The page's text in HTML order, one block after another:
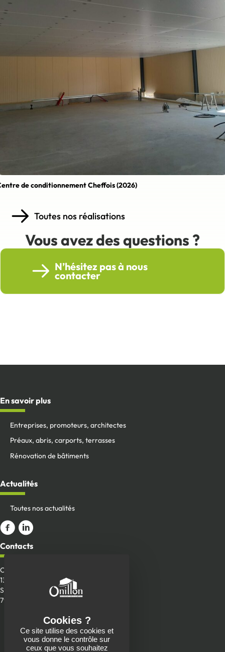
de conditionnement Cheffois (2026)
Toutes nos réalisations
Vous avez des questions ?
N’hésitez pas à nous
contacter
En savoir plus
Entreprises, promoteurs, architectes
Préaux, abris, carports, terrasses
Rénovation de bâtiments
Actualités
Toutes nos actualités
Aller sur la page Facebook
ALler sur le compte Linkedin
Contacts
Onillon SAS
13 Place de la Roche
Saint-Aubin-de-Baubigné
79700 Mauléon
Envoyer un message
05 49 81 90 22
Ce site utilise des cookies et
vous donne le contrôle sur
ceux que vous souhaitez